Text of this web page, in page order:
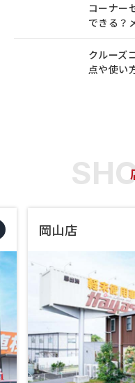
コーナー
できる？
クルーズ
点や使い
岡山店